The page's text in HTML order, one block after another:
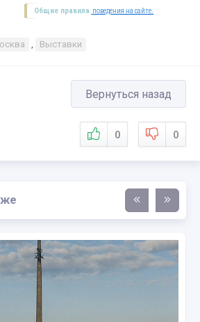
Общие правила поведения на сайте.
Выставки
Вернуться назад
0 0